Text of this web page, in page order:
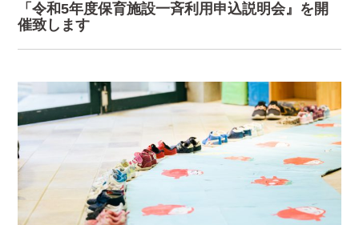
「令和5年度保育施設一斉利用申込説明会』を開
催致します